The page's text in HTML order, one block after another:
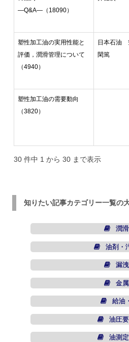
―Q&A―（18090）
塑性加工油の実用性能と
評価，潤滑管理について
（4940）
日本石油
閑篤
塑性加工油の需要動向
（3820）
30 件中 1 から 30 まで表示
知りたい記事カテゴリー一覧の
潤
油剤・
漏
金
給油
油圧
油測